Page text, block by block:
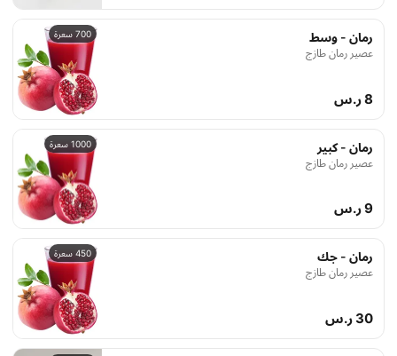
700 سعرة رمان - وسط
عصير رمان طازج
8 ر.س
1000 سعرة رمان - كبير
عصير رمان طازج
9 ر.س
450 سعرة رمان - جك
عصير رمان طازج
30 ر.س